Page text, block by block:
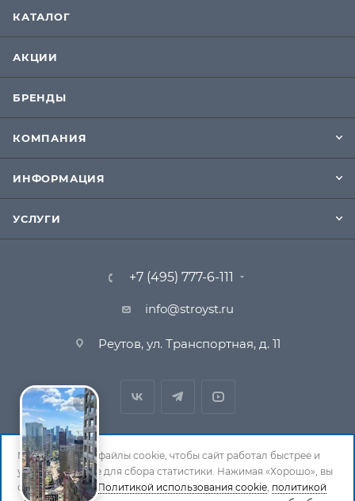
КАТАЛОГ
АКЦИИ
БРЕНДЫ
КОМПАНИЯ
ИНФОРМАЦИЯ
УСЛУГИ
+7 (495) 777-6-111
info@stroyst.ru
Реутов, ул. Транспортная, д. 11
© 1994-2026 СтройСистема. Все права защищены. При
Мы используем файлы cookie, чтобы сайт работал быстрее и
удобнее, а также для сбора статистики. Нажимая «Хорошо», вы
соглашаетесь сПолитикой использования cookie, политикой